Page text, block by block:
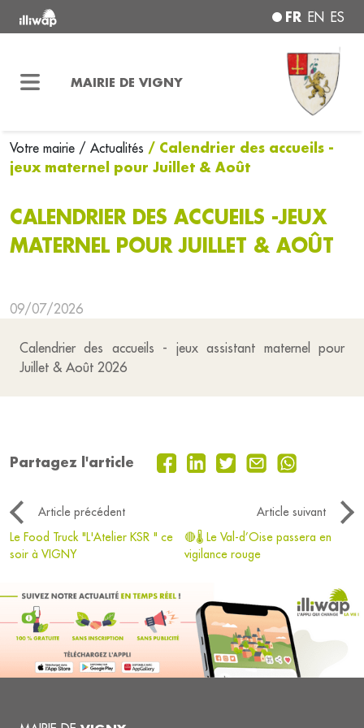
FR EN ES
MAIRIE DE VIGNY
Votre mairie / Actualités / Calendrier des accueils -
jeux maternel pour Juillet & Août
CALENDRIER DES ACCUEILS -JEUX
MATERNEL POUR JUILLET & AOÛT
09/07/2026
Calendrier des accueils - jeux assistant maternel pour
Juillet & Août 2026
Partagez l'article
Article précédent
Article suivant
Le Food Truck "L'Atelier KSR " ce
soir à VIGNY
🔴🌡️ Le Val-d’Oise passera en
vigilance rouge